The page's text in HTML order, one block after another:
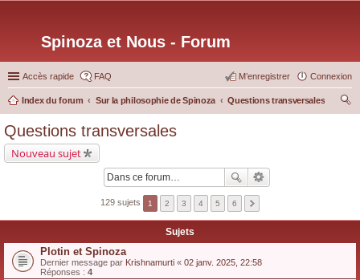
Spinoza et Nous - Forum
Accès rapide FAQ Connexion
M’enregistrer
Index du forum Sur la philosophie de Spinoza
Questions transversales
Questions transversales
Nouveau sujet
129 sujets 1 2 3 4 5 6
Sujets
Plotin et Spinoza
Dernier message par Krishnamurti « 02 janv. 2025, 22:58
Réponses : 4